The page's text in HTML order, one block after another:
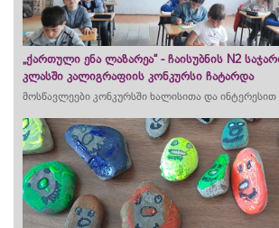
„ქართული ენა ლაზარეა“ - ​ჩაისუბნის N2
კლასში კალიგრაფიის კონკურსი ჩატარდა​
მოსწავლეები კონკურსში ხალისითა და ინტერესით